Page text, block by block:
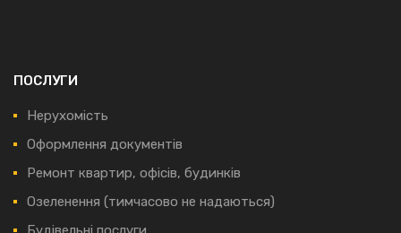
ПОСЛУГИ
Нерухомість
Оформлення документів
Ремонт квартир, офісів, будинків
Озеленення (тимчасово не надаються)